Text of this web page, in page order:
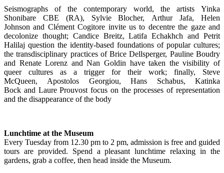
Seismographs of the contemporary world, the artists Yinka
Shonibare CBE (RA), Sylvie Blocher, Arthur Jafa, Helen
Johnson and Clément Cogitore invite us to decentre the gaze and
decolonize thought; Candice Breitz, Latifa Echakhch and Petrit
Halilaj question the identity-based foundations of popular cultures;
the transdisciplinary practices of Brice Dellsperger, Pauline Boudry
and Renate Lorenz and Nan Goldin have taken the visibility of
queer cultures as a trigger for their work; finally, Steve
McQueen, Apostolos Georgiou, Hans Schabus, Katinka
Bock and Laure Prouvost focus on the processes of representation
and the disappearance of the body
Lunchtime at the Museum
Every Tuesday from 12.30 pm to 2 pm, admission is free and guided
tours are provided. Spend a pleasant lunchtime relaxing in the
gardens, grab a coffee, then head inside the Museum.